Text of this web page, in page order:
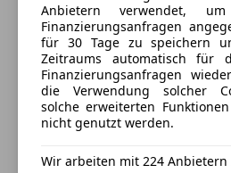
Reifendruckkontrollsystem
Seitenairbag
Servolenkung
Spurhalteassistent
Tagfahrlicht
Totwinkel-Assistent
Vorbereitung für
für ca. € 1.300,-- möglich)
Ausweich- und
Car2X Funktion
CUPRA Fahrprofile
5162 Obertrum am See, AT
Kontakt
Alle Fahrzeuge des Anbieters
Anbieter kontaktieren
Anbietern verwendet,
Finanzierungsanfragen
für 30 Tage zu speichern
Zeitraums automatisch für
Finanzierungsanfragen
die Verwendung solcher
solche erweiterten
nicht genutzt werden.
Wir arbeiten mit 224 Anbietern